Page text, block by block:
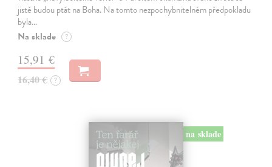
jistě budou ptát na Boha. Na tomto nezpochybnitelném předpokladu
byla…
Na sklade ?
15,91 €
16,40 € ?
na sklade